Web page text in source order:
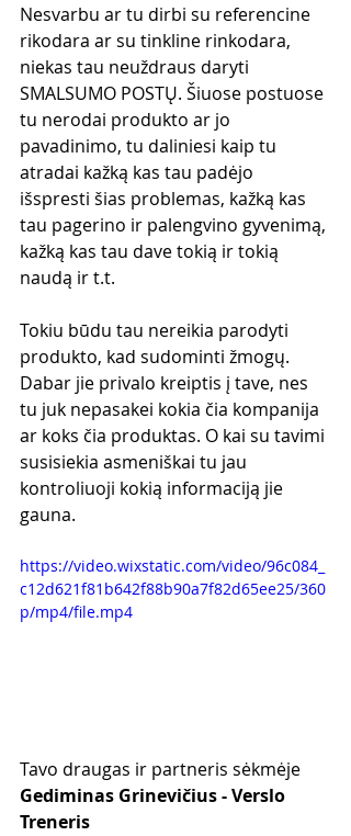
Nesvarbu ar tu dirbi su referencine
rikodara ar su tinkline rinkodara,
niekas tau neuždraus daryti
SMALSUMO POSTŲ. Šiuose postuose
tu nerodai produkto ar jo
pavadinimo, tu daliniesi kaip tu
atradai kažką kas tau padėjo
išspresti šias problemas, kažką kas
tau pagerino ir palengvino gyvenimą,
kažką kas tau dave tokią ir tokią
naudą ir t.t.
Tokiu būdu tau nereikia parodyti
produkto, kad sudominti žmogų.
Dabar jie privalo kreiptis į tave, nes
tu juk nepasakei kokia čia kompanija
ar koks čia produktas. O kai su tavimi
susisiekia asmeniškai tu jau
kontroliuoji kokią informaciją jie
gauna.
https://video.wixstatic.com/video/96c084_
c12d621f81b642f88b90a7f82d65ee25/360
p/mp4/file.mp4
Tavo draugas ir partneris sėkmėje
Gediminas Grinevičius - Verslo
Treneris